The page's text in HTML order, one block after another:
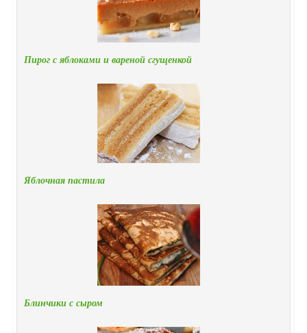
Пирог с яблоками и вареной сгущенкой
Яблочная пастила
Блинчики с сыром